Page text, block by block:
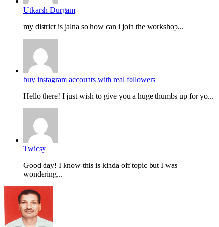
Utkarsh Durgam
my district is jalna so how can i join the workshop...
buy instagram accounts with real followers
Hello there! I just wish to give you a huge thumbs up for yo...
Twicsy
Good day! I know this is kinda off topic but I was
wondering...